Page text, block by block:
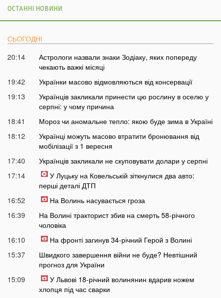
ОСТАННІ НОВИНИ
СЬОГОДНІ
20:14
Астрологи назвали знаки Зодіаку, яких попереду
чекають важкі місяці
19:42
Українки масово відмовляються від консервації
19:13
Українців закликали принести цю рослину в оселю у
серпні: у чому причина
18:41
Мороз чи аномальне тепло: якою буде зима в Україні
18:12
Українці можуть масово втратити бронювання від
мобілізації з 1 вересня
17:40
Українців закликали не скуповувати долари у серпні
17:14
У Луцьку на Ковельській зіткнулися два авто:
перші деталі ДТП
16:52
На Волинь насувається гроза
16:39
На Волині тракторист збив на смерть 58-річного
чоловіка
16:10
На фронті загинув 34-річний Герой з Волині
15:37
Швидкого завершення війни не буде? Невтішний
прогноз для України
15:09
У Львові 18-річний волинянин вдарив ножем
хлопця під час сварки